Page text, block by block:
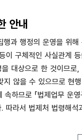
안내
과 행정의 운영을 위
구체적인 사실관계
대상으로 한 것이므
않을 수 있으므로 현
속하므로 「법제업무
라서 법제처 법령해